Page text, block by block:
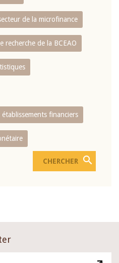
de la microfinance
recherche de la BCEAO
financiers